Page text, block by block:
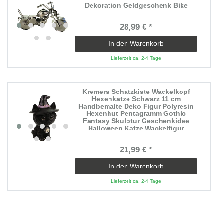
Dekoration Geldgeschenk Bike
28,99 € *
In den Warenkorb
Lieferzeit ca. 2-4 Tage
Kremers Schatzkiste Wackelkopf
Hexenkatze Schwarz 11 cm
Handbemalte Deko Figur Polyresin
Hexenhut Pentagramm Gothic
Fantasy Skulptur Geschenkidee
Halloween Katze Wackelfigur
21,99 € *
In den Warenkorb
Lieferzeit ca. 2-4 Tage